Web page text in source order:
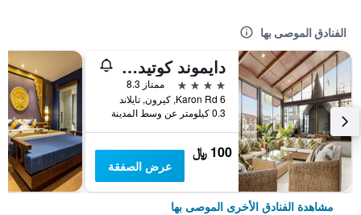
الفنادق الموصى بها
دايموند كوتيدج ريزورت آند سبا
4 نجوم
ممتاز 8.3
6 Karon Rd, كيرون, تايلاند
0.3 كيلومتر عن وسط المدينة
100 ﷼
عرض الصفقة
مشاهدة الفنادق الأخرى الموصى بها